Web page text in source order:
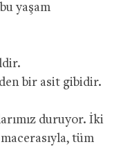
yaşam
bir asit gibidir.
duruyor. İki
tüm